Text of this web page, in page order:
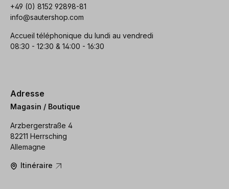
+49 (0) 8152 92898-81
info@sautershop.com
Accueil téléphonique du lundi au vendredi
08:30 - 12:30 & 14:00 - 16:30
Adresse
Magasin / Boutique
Arzbergerstraße 4
82211 Herrsching
Allemagne
Itinéraire